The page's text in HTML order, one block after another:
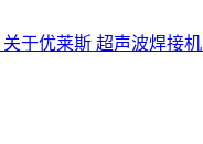
关于优莱斯 超声波焊接机